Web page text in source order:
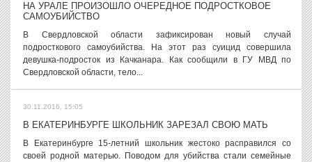
НА УРАЛЕ ПРОИЗОШЛО ОЧЕРЕДНОЕ ПОДРОСТКОВОЕ
САМОУБИЙСТВО
В Свердловской области зафиксирован новый случай
подросткового самоубийства. На этот раз суицид совершила
девушка-подросток из Качканара. Как сообщили в ГУ МВД по
Свердловской области, тело...
30.11.2016, 15:05
В ЕКАТЕРИНБУРГЕ ШКОЛЬНИК ЗАРЕЗАЛ СВОЮ МАТЬ
В Екатеринбурге 15-летний школьник жестоко расправился со
своей родной матерью. Поводом для убийства стали семейные